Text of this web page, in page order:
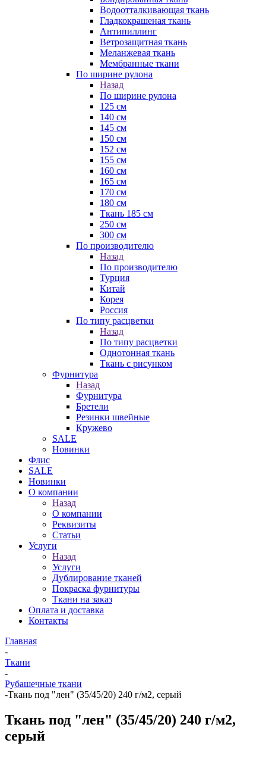
Водоотталкивающая ткань
Гладкокрашеная ткань
Антипиллинг
Ветрозащитная ткань
Меланжевая ткань
Мембранные ткани
По ширине рулона
Назад
По ширине рулона
125 см
140 см
145 см
150 см
152 см
155 см
160 см
165 см
170 см
180 см
Ткань 185 см
250 см
300 см
По производителю
Назад
По производителю
Турция
Китай
Корея
Россия
По типу расцветки
Назад
По типу расцветки
Однотонная ткань
Ткань с рисунком
Фурнитура
Назад
Фурнитура
Бретели
Резинки швейные
Кружево
SALE
Новинки
Флис
SALE
Новинки
О компании
Назад
О компании
Реквизиты
Статьи
Услуги
Назад
Услуги
Дублирование тканей
Покраска фурнитуры
Ткани на заказ
Оплата и доставка
Контакты
Главная
-
Ткани
-
Рубашечные ткани
-Ткань под "лен" (35/45/20) 240 г/м2, серый
Ткань под "лен" (35/45/20) 240 г/м2,
серый